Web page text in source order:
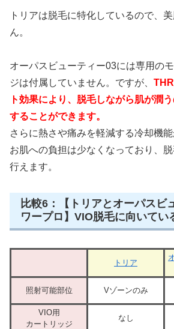
トリアは脱毛に特化しているので、
ん。
オーパスビューティー03には専用の
ジは付属していません。ですが、
ト効果により、脱毛しながら肌が潤
することができます。
さらに熱さや痛みを軽減する冷却機能
お肌への負担は少なくなっており、
行えます。
比較6：【トリアとオーパスビ
ワープロ】VIO脱毛に向いてい
トリア
照射可能部位 Vゾーンのみ
VIO用
カートリッジ
なし